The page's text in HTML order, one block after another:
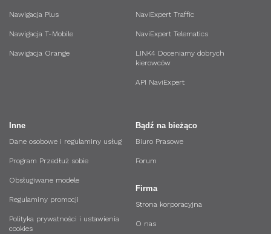
Nawigacja Plus
Nawigacja T-Mobile
Nawigacja Orange
NaviExpert Traffic
NaviExpert Telematics
LINK4 Doceniamy dobrych
kierowców
API NaviExpert
Bądź na bieżąco
Biuro Prasowe
Forum
Firma
Strona korporacyjna
O nas
Inne
Dane osobowe i regulaminy usług
Program Przedłuż sobie
Obsługiwane modele
Regulaminy promocji
Polityka prywatności i ustawienia
cookies